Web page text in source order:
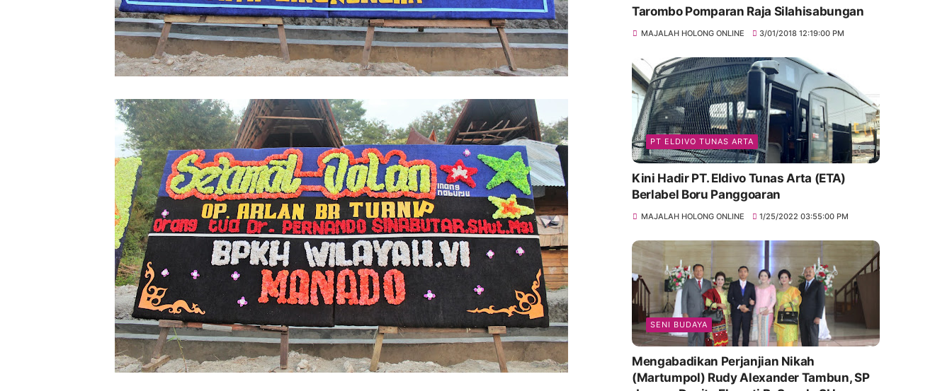
Tarombo Pomparan Raja Silahisabungan
MAJALAH HOLONG ONLINE 3/01/2018 12:19:00 PM
PT ELDIVO TUNAS ARTA
Kini Hadir PT. Eldivo Tunas Arta (ETA)
Berlabel Boru Panggoaran
MAJALAH HOLONG ONLINE 1/25/2022 03:55:00 PM
SENI BUDAYA
Mengabadikan Perjanjian Nikah
(Martumpol) Rudy Alexander Tambun, SP